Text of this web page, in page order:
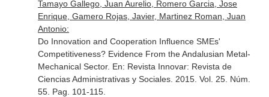
Tamayo Gallego, Juan Aurelio, Romero Garcia, Jose
Enrique, Gamero Rojas, Javier, Martinez Roman, Juan
Antonio:
Do Innovation and Cooperation Influence SMEs'
Competitiveness? Evidence From the Andalusian Metal-
Mechanical Sector. En: Revista Innovar: Revista de
Ciencias Administrativas y Sociales. 2015. Vol. 25. Núm.
55. Pag. 101-115.